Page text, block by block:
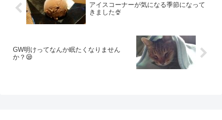
アイスコーナーが気になる季節になって
きました🍨
GW明けってなんか眠たくなりません
か？😪